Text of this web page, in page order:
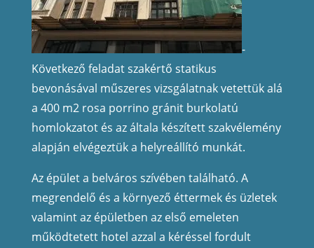
-
Következő feladat szakértő statikus
bevonásával műszeres vizsgálatnak vetettük alá
a 400 m2 rosa porrino gránit burkolatú
homlokzatot és az általa készített szakvélemény
alapján elvégeztük a helyreállító munkát.
Az épület a belváros szívében található. A
megrendelő és a környező éttermek és üzletek
valamint az épületben az első emeleten
működtetett hotel azzal a kéréssel fordult